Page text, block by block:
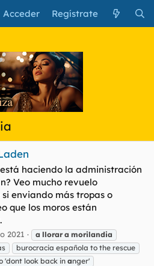
Acceder Regístrate
haciendo la administración
Veo mucho revuelo
enviando más tropas o
que los moros están
2021 a llorar a morilandia
burocracia española to the rescue
'dont look back inanger'